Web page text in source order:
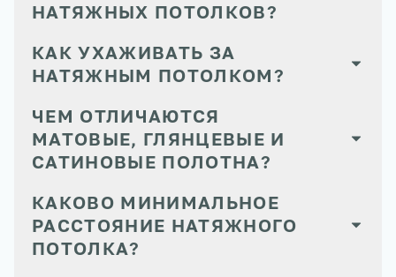
НАТЯЖНЫХ ПОТОЛКОВ?
КАК УХАЖИВАТЬ ЗА
НАТЯЖНЫМ ПОТОЛКОМ?
ЧЕМ ОТЛИЧАЮТСЯ
МАТОВЫЕ, ГЛЯНЦЕВЫЕ И
САТИНОВЫЕ ПОЛОТНА?
КАКОВО МИНИМАЛЬНОЕ
РАССТОЯНИЕ НАТЯЖНОГО
ПОТОЛКА?